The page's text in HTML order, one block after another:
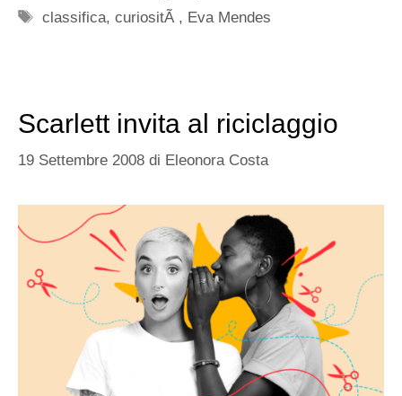
Tag
classifica,curiositÃ , Eva Mendes
Scarlett invita al riciclaggio
19 Settembre 2008 di Eleonora Costa